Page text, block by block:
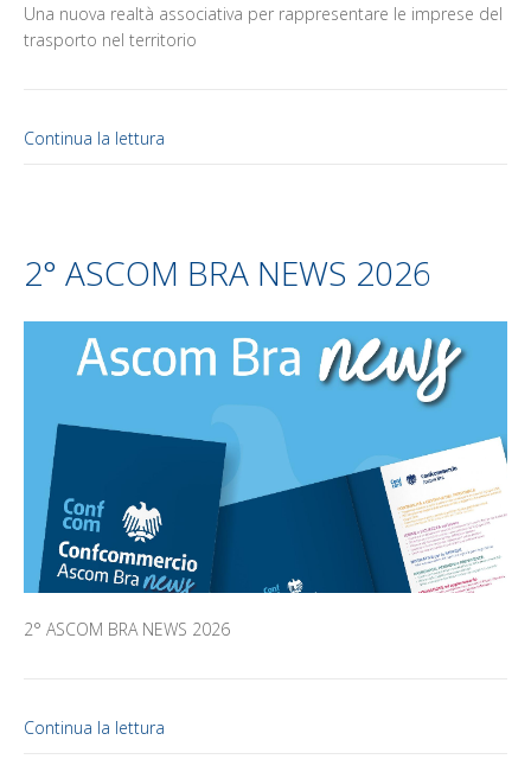
Una nuova realtà associativa per rappresentare le imprese del
trasporto nel territorio
Continua la lettura
2° ASCOM BRA NEWS 2026
2° ASCOM BRA NEWS 2026
Continua la lettura